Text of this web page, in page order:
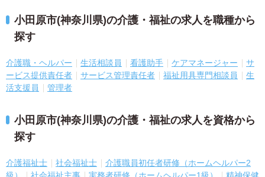
小田原市(神奈川県)の介護・福祉の求人を職種から
探す
介護職・ヘルパー 生活相談員 看護助手 ケアマネージャー
サ
ービス提供責任者
サービス管理責任者 福祉用具専門相談員
生
活支援員
管理者
小田原市(神奈川県)の介護・福祉の求人を資格から
探す
介護福祉士 社会福祉士
介護職員初任者研修（ホームヘルパー2